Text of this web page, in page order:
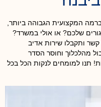
המקצועית הגבוהה ביותר,
שלכם? או אולי במשרד?
ותקבלו שירות אדיב
מהלכלוך וחוסר הסדר
תנו למומחים לנקות הכל בכל